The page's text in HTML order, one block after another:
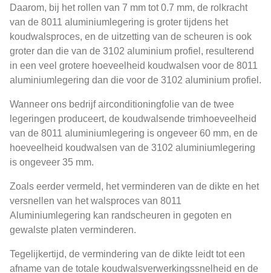
Daarom, bij het rollen van 7 mm tot 0.7 mm, de rolkracht
van de 8011 aluminiumlegering is groter tijdens het
koudwalsproces, en de uitzetting van de scheuren is ook
groter dan die van de 3102 aluminium profiel, resulterend
in een veel grotere hoeveelheid koudwalsen voor de 8011
aluminiumlegering dan die voor de 3102 aluminium profiel.
Wanneer ons bedrijf airconditioningfolie van de twee
legeringen produceert, de koudwalsende trimhoeveelheid
van de 8011 aluminiumlegering is ongeveer 60 mm, en de
hoeveelheid koudwalsen van de 3102 aluminiumlegering
is ongeveer 35 mm.
Zoals eerder vermeld, het verminderen van de dikte en het
versnellen van het walsproces van 8011
Aluminiumlegering kan randscheuren in gegoten en
gewalste platen verminderen.
Tegelijkertijd, de vermindering van de dikte leidt tot een
afname van de totale koudwalsverwerkingssnelheid en de